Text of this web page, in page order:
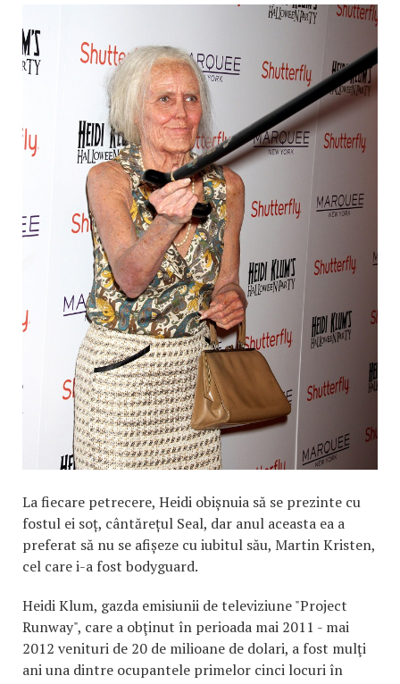
La fiecare petrecere, Heidi obișnuia să se prezinte cu
fostul ei soț, cântărețul Seal, dar anul aceasta ea a
preferat să nu se afișeze cu iubitul său, Martin Kristen,
cel care i-a fost bodyguard.
Heidi Klum, gazda emisiunii de televiziune "Project
Runway", care a obţinut în perioada mai 2011 - mai
2012 venituri de 20 de milioane de dolari, a fost mulţi
ani una dintre ocupantele primelor cinci locuri în